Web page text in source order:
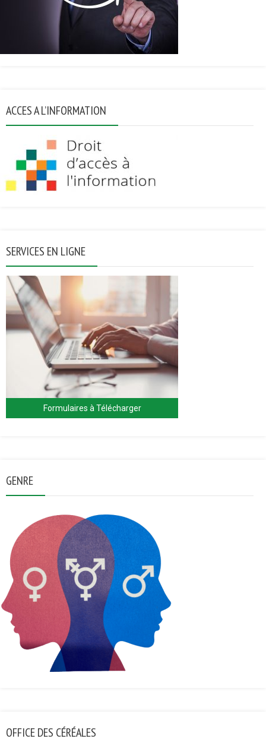
ACCES A L’INFORMATION
SERVICES EN LIGNE
Formulaires à Télécharger
GENRE
OFFICE DES CÉRÉALES